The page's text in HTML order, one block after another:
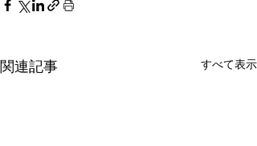
関連記事 すべて表示